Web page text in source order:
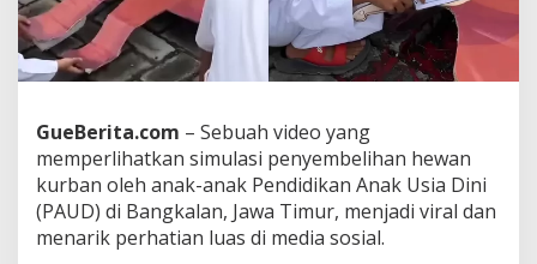
r
d
u
s
s
w
a
P
A
U
GueBerita.com – Sebuah video yang
memperlihatkan simulasi penyembelihan hewan
kurban oleh anak-anak Pendidikan Anak Usia Dini
(PAUD) di Bangkalan, Jawa Timur, menjadi viral dan
menarik perhatian luas di media sosial.